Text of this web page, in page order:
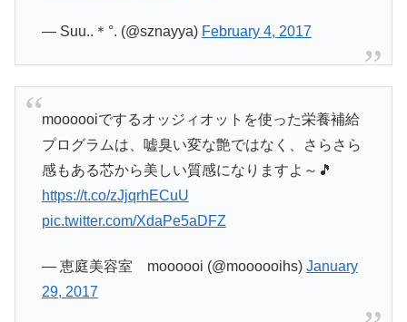
— Suu..＊°. (@sznayya) February 4, 2017
moooooiでするオッジィオットを使った栄養補給
プログラムは、嘘臭い変な艶ではなく、さらさら
感もある芯から美しい質感になりますよ～🎵
https://t.co/zJjqrhECuU
pic.twitter.com/XdaPe5aDFZ
— 恵庭美容室 moooooi (@moooooihs) January
29, 2017